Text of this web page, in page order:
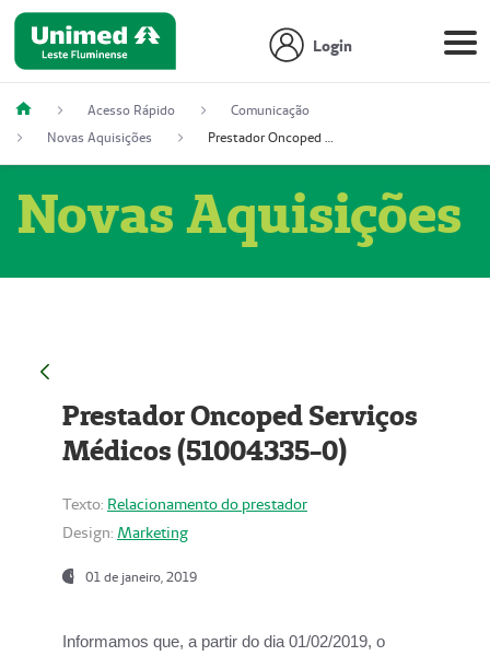
Login
Acesso Rápido
Comunicação
Novas Aquisições
Prestador Oncoped Serviços Médicos (51004335-0)
Novas Aquisições
Prestador Oncoped Serviços
Médicos (51004335-0)
Texto: Relacionamento do prestador
Design: Marketing
01 de janeiro, 2019
Informamos que, a partir do dia 01/02/2019, o